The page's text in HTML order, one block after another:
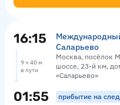
16:15
Саларьево
Москва, посёлок
шоссе, 23-й км,
«Саларьево»
9 ч 40 м
в пути
01:55 прибытие на